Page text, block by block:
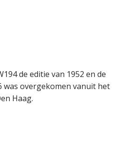
de editie van 1952 en de
was overgekomen vanuit het
Haag.